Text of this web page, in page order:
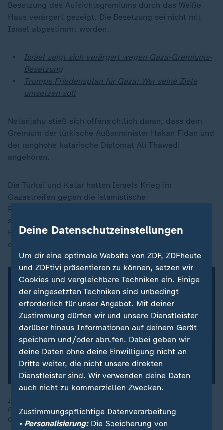
Besetzung des Aufsichtsgremiums durch das Weiße
Haus verärgert gezeigt. Die Besetzung sei nicht mit
Israel abgestimmt worden.
Israel zeigt sich verärgert wegen Gaza-Gremiums-
Besetzung
Trumps Friedensplan für Gaza: Wer seine Ziele
umsetzen soll
Netanjahu stieß sich offensichtlich daran, dass dem
Gremium der türkische Außenminister Hakan Fidan und
der ranghohe katarische Diplomat Ali Thawadi
angehören.
Die Türkei und Katar hatten Israels Krieg im
Gazastreifen gegen die islamistische
Palästinenserorganisation Hamas scharf kritisiert und
spielen in der Region unter anderem eine zentrale
Rolle als Unterstützer islamistischer Bewegungen wie
der Muslimbruderschaft und der Hamas.
Israel kritisierte zuletzt die Besetzung des internationalen
Gremiums, das den Wiederaufbau des Gazastreifens
überwachen soll.
Deine Datenschutzeinstellungen
Um dir eine optimale Website von ZDF, ZDFheute
und ZDFtivi präsentieren zu können, setzen wir
Cookies und vergleichbare Techniken ein. Einige
der eingesetzten Techniken sind unbedingt
erforderlich für unser Angebot. Mit deiner
Zustimmung dürfen wir und unsere Dienstleister
darüber hinaus Informationen auf deinem Gerät
speichern und/oder abrufen. Dabei geben wir
deine Daten ohne deine Einwilligung nicht an
Dritte weiter, die nicht unsere direkten
Dienstleister sind. Wir verwenden deine Daten
auch nicht zu kommerziellen Zwecken.
Zustimmungspflichtige Datenverarbeitung
• Personalisierung:Die Speicherung von